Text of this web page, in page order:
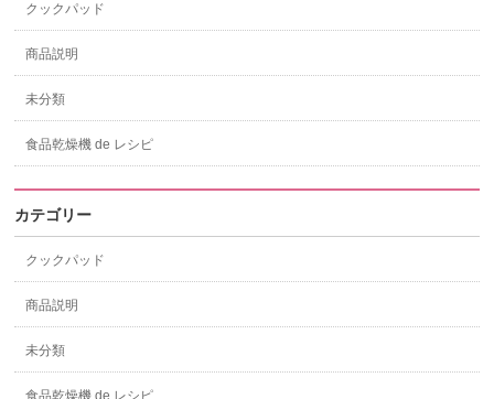
クックパッド
商品説明
未分類
食品乾燥機 de レシピ
カテゴリー
クックパッド
商品説明
未分類
食品乾燥機 de レシピ